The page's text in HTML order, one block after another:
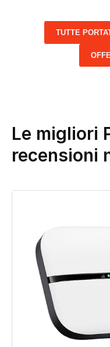
TUTTE
Le migliori
recensioni